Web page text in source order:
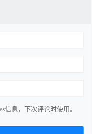
信息，下次评论时使用。